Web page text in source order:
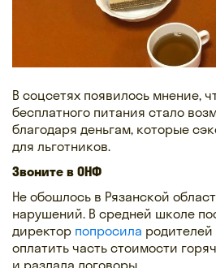
В соцсетях появилось мнение,
бесплатного питания стало
благодаря деньгам, которые
для льготников.
Звоните в ОНФ
Не обошлось в Рязанской
нарушений. В средней школе
директор попросила
оплатить часть стоимости